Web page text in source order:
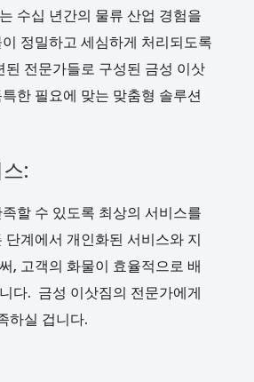
수십 년간의 물류 산업 경험을
정밀하고 세심하게 처리되도록
전문가들로 구성된 금성 이삿
한 필요에 맞는 맞춤형 솔루션
:
할 수 있도록 최상의 서비스를
계에서 개인화된 서비스와 지
, 고객의 화물이 효율적으로 배
다. 금성 이삿짐의 전문가에게
하실 겁니다.